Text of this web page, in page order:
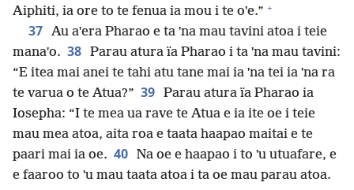
Aiphiti, ia ore to te fenua ia mou i te oˈe.” +
37 Au aˈera Pharao e ta ˈna mau tavini atoa i teie
manaˈo. 38 Parau atura ïa Pharao i ta ˈna mau tavini:
“E itea mai anei te tahi atu tane mai ia ˈna tei ia ˈna ra
te varua o te Atua?” 39 Parau atura ïa Pharao ia
Iosepha: “I te mea ua rave te Atua e ia ite oe i teie
mau mea atoa, aita roa e taata haapao maitai e te
paari mai ia oe. 40 Na oe e haapao i to ˈu utuafare, e
e faaroo to ˈu mau taata atoa i ta oe mau parau atoa.